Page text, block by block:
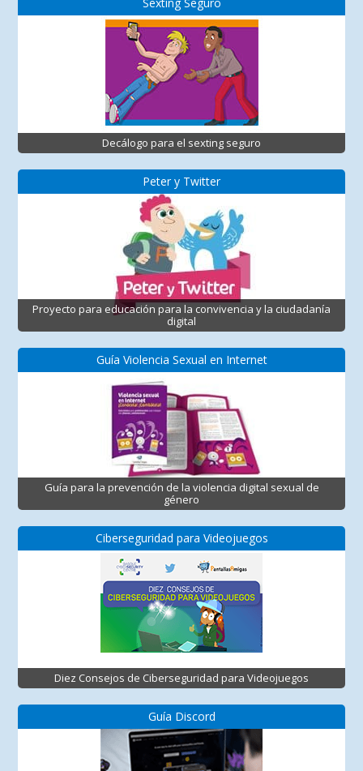
Decálogo para el sexting seguro
Peter y Twitter
Proyecto para educación para la convivencia y la ciudadanía
digital
Guía Violencia Sexual en Internet
Guía para la prevención de la violencia digital sexual de
género
Ciberseguridad para Videojuegos
Diez Consejos de Ciberseguridad para Videojuegos
Guía Discord